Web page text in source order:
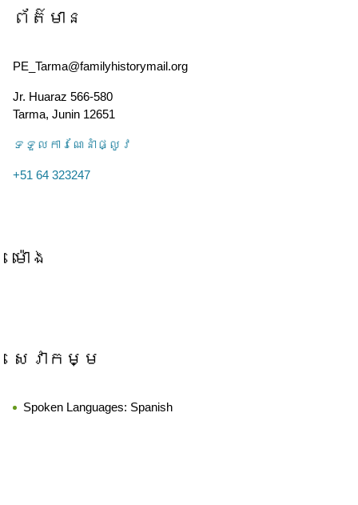
ព័ត៌មាន
PE_Tarma@familyhistorymail.org
Jr. Huaraz 566-580
Tarma, Junin 12651
ទទួល​ការណែនាំ​ផ្លូវ
+51 64 323247
ម៉ោង
សេវាកម្ម
Spoken Languages: Spanish